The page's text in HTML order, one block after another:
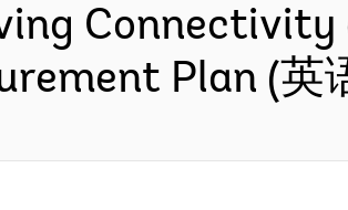
Connectivity
Plan (英